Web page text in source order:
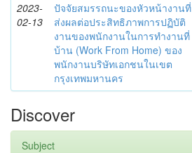
2023-
02-13
ปัจจัยสมรรถนะของหัวหน้างานที่
ส่งผลต่อประสิทธิภาพการปฏิบัติ
งานของพนักงานในการทำงานที่
บ้าน (Work From Home) ของ
พนักงานบริษัทเอกชนในเขต
กรุงเทพมหานคร
Discover
Subject